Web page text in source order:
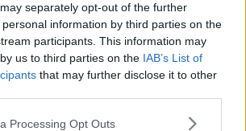
separately opt-out of the further
information by third parties on the
participants. This information may
us to third parties on the IAB’s List of
that may further disclose it to other
Processing Opt Outs
diretto da Albertini
famiglia diversa ma felice